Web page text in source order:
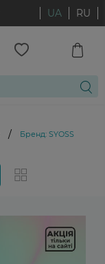
UA RU
/ Бренд: SYOSS